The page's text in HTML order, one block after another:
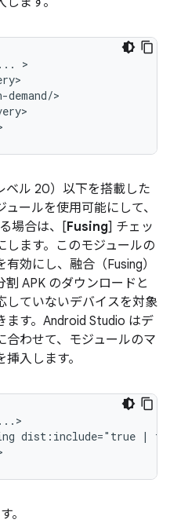
...
ベル 20）以下を搭載した
ールを使用可能にして、
場合は、[Fusing] チェッ
します。このモジュールの
効にし、融合（Fusing）
割 APK のダウンロードと
していないデバイスを対象
ます。Android Studio はデ
合わせて、モジュールのマ
入します。
dist:include="true |
。